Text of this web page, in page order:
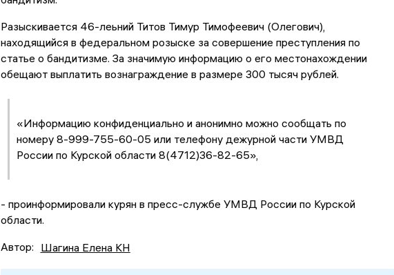
Разыскивается 46-леьний Титов Тимур Тимофеевич (Олегович),
находящийся в федеральном розыске за совершение преступления по
статье о бандитизме. За значимую информацию о его местонахождении
обещают выплатить вознаграждение в размере 300 тысяч рублей.
«Информацию конфиденциально и анонимно можно сообщать по
номеру 8-999-755-60-05 или телефону дежурной части УМВД
России по Курской области 8(4712)36-82-65»,
- проинформировали курян в пресс-службе УМВД России по Курской
области.
Автор: Шагина Елена КН